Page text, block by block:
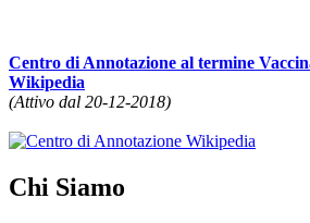
Centro di Annotazione al termine
Wikipedia
(Attivo dal 20-12-2018)
Chi Siamo